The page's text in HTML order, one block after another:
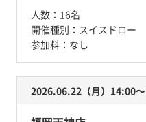
人数： 16名
開催種別： スイスドロー
参加料： なし
2026.06.22（月）14:00〜